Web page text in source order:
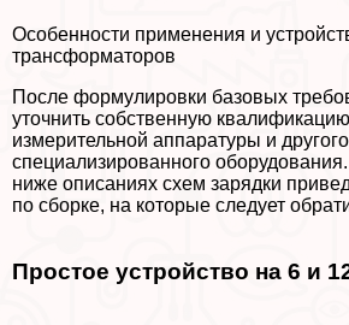
Особенности применения и
трaнcформаторов
После формулировки базовых
уточнить собственную
измерительной аппаратуры и другого
специализированного
ниже описаниях схем зарядки
по сборке, на которые следует
Простое устройство на 6 и